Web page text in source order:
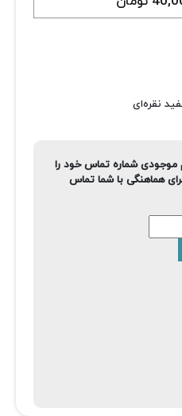
نقره‌ای
شماره تماس خود را
هماهنگی با شما تماس